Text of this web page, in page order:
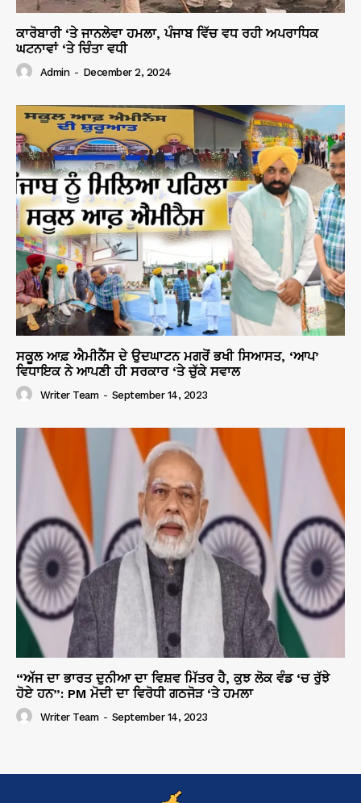
ਕਾਰੋਬਾਰੀ ‘ਤੇ ਜਾਨਲੇਵਾ ਹਮਲਾ, ਪੰਜਾਬ ਵਿੱਚ ਵਧ ਰਹੀ ਅਪਰਾਧਿਕ
ਘਟਨਾਵਾਂ ‘ਤੇ ਚਿੰਤਾ ਵਧੀ
Admin - December 2, 2024
ਸਕੂਲ ਆਫ਼ ਐਮੀਨੈਂਸ ਦੇ ਉਦਘਾਟਨ ਮਗਰੋਂ ਭਖੀ ਸਿਆਸਤ, ‘ਆਪ’
ਵਿਧਾਇਕ ਨੇ ਆਪਣੀ ਹੀ ਸਰਕਾਰ ‘ਤੇ ਚੁੱਕੇ ਸਵਾਲ
Writer Team - September 14, 2023
“ਅੱਜ ਦਾ ਭਾਰਤ ਦੁਨੀਆ ਦਾ ਵਿਸ਼ਵ ਮਿੱਤਰ ਹੈ, ਕੁਝ ਲੋਕ ਵੰਡ ‘ਚ ਰੁੱਝੇ
ਹੋਏ ਹਨ”: PM ਮੋਦੀ ਦਾ ਵਿਰੋਧੀ ਗਠਜੋੜ ‘ਤੇ ਹਮਲਾ
Writer Team - September 14, 2023